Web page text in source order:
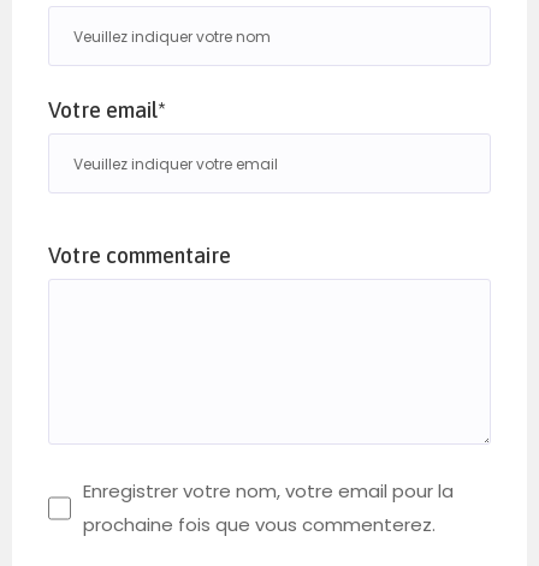
Votre email*
Votre commentaire
Enregistrer votre nom, votre email pour la
prochaine fois que vous commenterez.